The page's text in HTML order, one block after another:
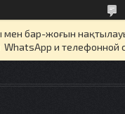
мен бар-жоғын
и телефонной